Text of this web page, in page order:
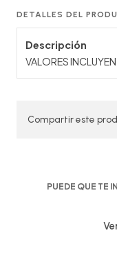
DETALLES DEL
Descripción
VALORES INCLUYEN
Compartir este
PUEDE QUE TE